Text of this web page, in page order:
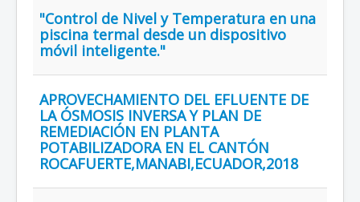
"Control de Nivel y Temperatura en una
piscina termal desde un dispositivo
móvil inteligente."
APROVECHAMIENTO DEL EFLUENTE DE
LA ÓSMOSIS INVERSA Y PLAN DE
REMEDIACIÓN EN PLANTA
POTABILIZADORA EN EL CANTÓN
ROCAFUERTE,MANABI,ECUADOR,2018